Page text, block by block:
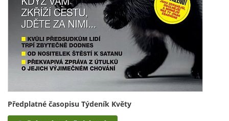
Předplatné časopisu Týdeník Květy